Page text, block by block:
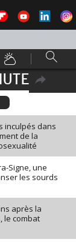
inculpés dans
de la
Signe, une
les sourds
après la
le combat